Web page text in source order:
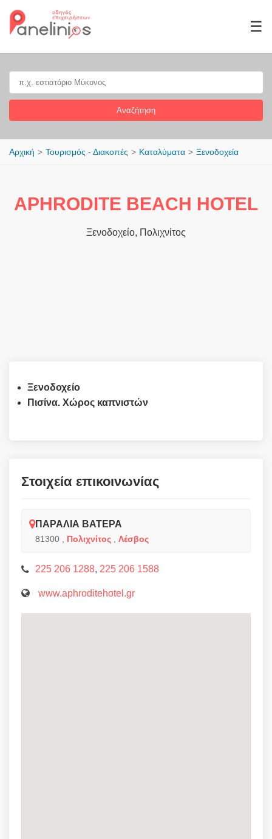
☰
Αναζήτηση
Αρχική Τουρισμός - Διακοπές Καταλύματα Ξενοδοχεία
APHRODITE BEACH HOTEL
Ξενοδοχείο, Πολιχνίτος
Ξενοδοχείο
Πισίνα. Χώρος καπνιστών
Στοιχεία επικοινωνίας
ΠΑΡΑΛΙΑ ΒΑΤΕΡΑ
81300 Πολιχνίτος Λέσβος
225 206 1288, 225 206 1588
www.aphroditehotel.gr